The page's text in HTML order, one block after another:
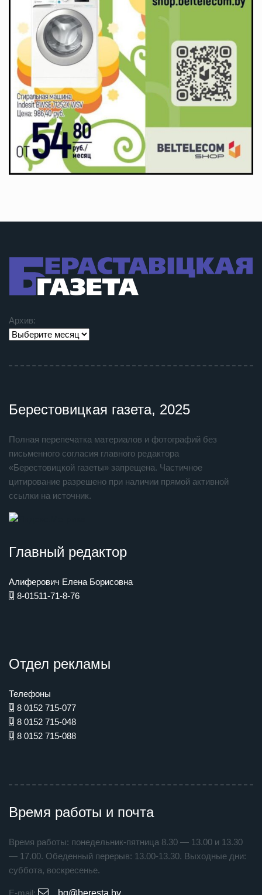
Архив:
Берестовицкая газета, 2025
Полная перепечатка материалов и фотографий без
письменного согласия главного редактора
«Берестовицкой газеты» запрещена. Частичное
цитирование разрешено при наличии прямой активной
ссылки на источник.
Главный редактор
Алиферович Елена Борисовна
8-01511-71-8-76
Отдел рекламы
Телефоны
8 0152 715-077
8 0152 715-048
8 0152 715-088
Время работы и почта
Время работы: понедельник-пятница 8.30 — 13.00 и 13.30
— 17.00. Обеденный перерыв: 13.00-13.30. Выходные дни:
суббота, воскресенье.